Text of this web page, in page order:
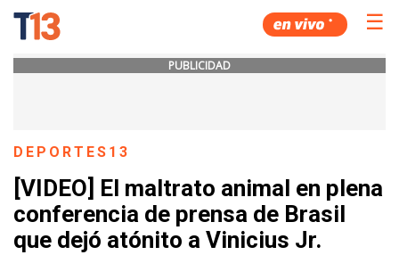
☰
PUBLICIDAD
DEPORTES13
[VIDEO] El maltrato animal en plena
conferencia de prensa de Brasil
que dejó atónito a Vinicius Jr.